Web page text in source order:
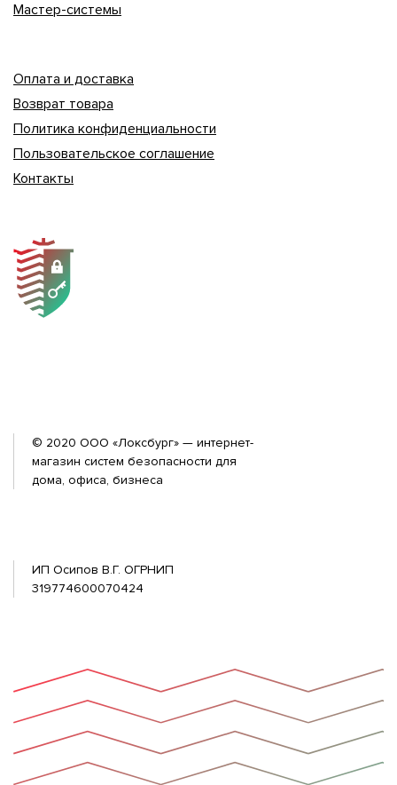
Мастер-системы
Оплата и доставка
Возврат товара
Политика конфиденциальности
Пользовательское соглашение
Контакты
© 2020 ООО «Локсбург» — интернет-
магазин систем безопасности для
дома, офиса, бизнеса
ИП Осипов В.Г. ОГРНИП
319774600070424